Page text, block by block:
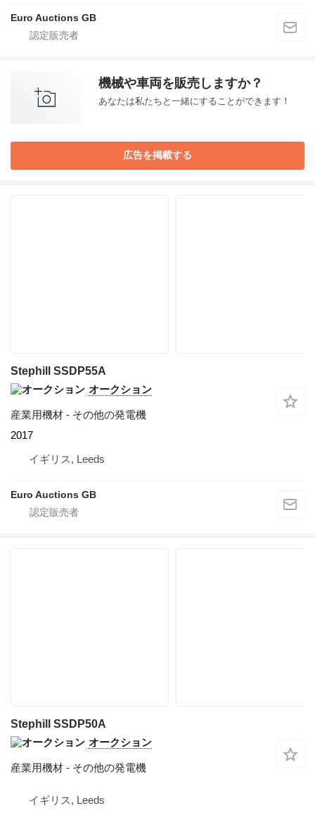
Euro Auctions GB
機械や車両を販売しますか？
あなたは私たちと一緒にすることができます！
広告を掲載する
Stephill SSDP55A
オークション
産業用機材 - その他の発電機
2017
イギリス, Leeds
Euro Auctions GB
Stephill SSDP50A
オークション
産業用機材 - その他の発電機
イギリス, Leeds